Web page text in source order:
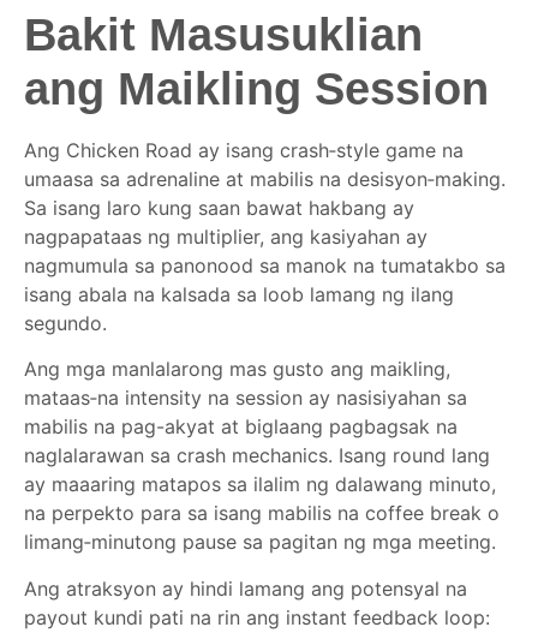
Bakit Masusuklian
ang Maikling Session
Ang Chicken Road ay isang crash‑style game na
umaasa sa adrenaline at mabilis na desisyon‑making.
Sa isang laro kung saan bawat hakbang ay
nagpapataas ng multiplier, ang kasiyahan ay
nagmumula sa panonood sa manok na tumatakbo sa
isang abala na kalsada sa loob lamang ng ilang
segundo.
Ang mga manlalarong mas gusto ang maikling,
mataas‑na intensity na session ay nasisiyahan sa
mabilis na pag-akyat at biglaang pagbagsak na
naglalarawan sa crash mechanics. Isang round lang
ay maaaring matapos sa ilalim ng dalawang minuto,
na perpekto para sa isang mabilis na coffee break o
limang‑minutong pause sa pagitan ng mga meeting.
Ang atraksyon ay hindi lamang ang potensyal na
payout kundi pati na rin ang instant feedback loop: